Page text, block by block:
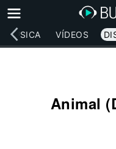
MÚSICA VÍDEOS
Animal